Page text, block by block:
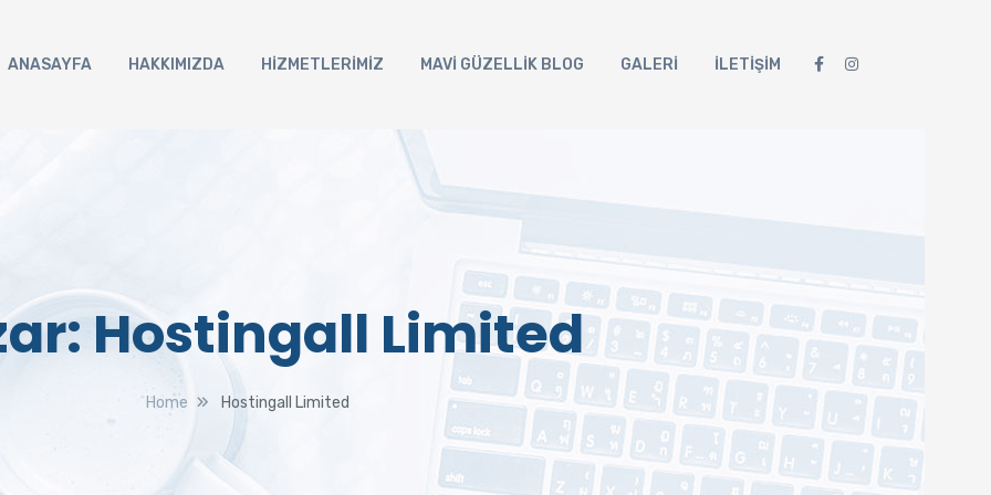
ANASAYFA HAKKIMIZDA HİZMETLERİMİZ MAVİ GÜZELLİK BLOG GALERİ İLETİŞİM
Hostingall Limited
Home Hostingall Limited